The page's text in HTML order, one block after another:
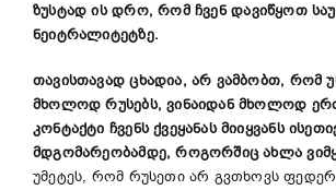
ზუსტად ის დრო,რომ ჩვენ დავიწყოთ
ნეიტრალიტეტზე.
თავისთავად ცხადია, არ ვამბობთ, რომ
მხოლოდ რუსებს,ვინაიდან მხოლოდ
კონტაქტი ჩვენს ქვეყანას მიიყვანს
მდგომარეობამდე,როგორშიც ახლა
უმეტეს, რომ რუსეთი არ გვთხოვს